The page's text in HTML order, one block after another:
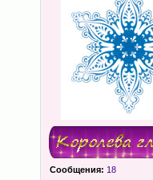
Сообщения: 18